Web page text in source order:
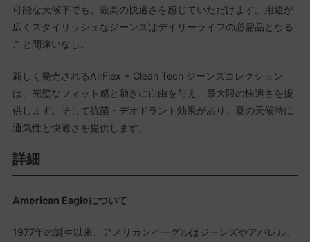
可能な天候下でも、最高の快適さを感じていただけます。用途が
広くスタイリッシュなジーンズはデイリーライフの必需品となる
こと間違いなし。
新しく発売されるAirFlex + Clean Tech ジーンズコレクション
は、完璧なフィット感と動きに自由を与え、最大限の快適さを提
供します。そして抗菌・デオドラント効果があり、夏の天候時に
通気性と快適さを提供します。
詳細
American Eagleについて
1977年の誕生以来、アメリカンイーグルはジーンズやアパレル、